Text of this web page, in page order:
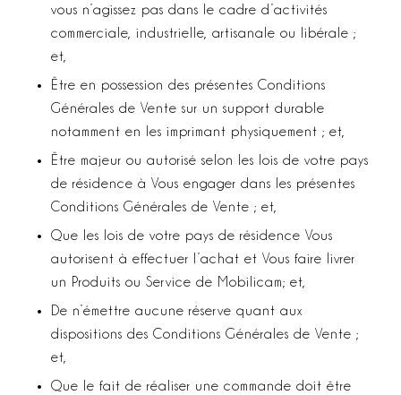
vous n’agissez pas dans le cadre d’activités
commerciale, industrielle, artisanale ou libérale ;
et,
Être en possession des présentes Conditions
Générales de Vente sur un support durable
notamment en les imprimant physiquement ; et,
Être majeur ou autorisé selon les lois de votre pays
de résidence à Vous engager dans les présentes
Conditions Générales de Vente ; et,
Que les lois de votre pays de résidence Vous
autorisent à effectuer l’achat et Vous faire livrer
un Produits ou Service de Mobilicam; et,
De n’émettre aucune réserve quant aux
dispositions des Conditions Générales de Vente ;
et,
Que le fait de réaliser une commande doit être